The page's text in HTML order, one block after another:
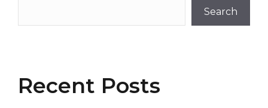
Search
Recent Posts